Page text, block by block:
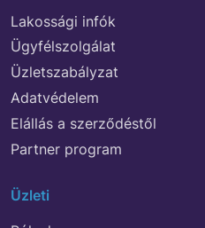
Lakossági infók
Ügyfélszolgálat
Üzletszabályzat
Adatvédelem
Elállás a szerződéstől
Partner program
Üzleti